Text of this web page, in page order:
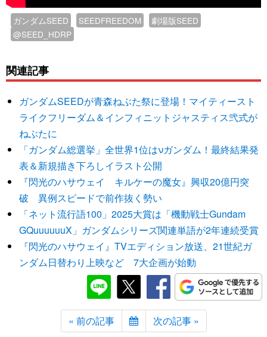
ガンダムSEED SEEDFREEDOM
劇場版SEED
@SEED_HDRP
関連記事
ガンダムSEEDが青森ねぶた祭に登場！マイティースト
ライクフリーダム＆インフィニットジャスティス弐式が
ねぶたに
「ガンダム総選挙」全世界1位はνガンダム！最終結果発
表＆新規描き下ろしイラスト公開
『閃光のハサウェイ キルケーの魔女』興収20億円突
破 異例スピードで前作抜く勢い
「ネット流行語100」2025大賞は「機動戦士Gundam
GQuuuuuuX」ガンダムシリーズ関連単語が2年連続受賞
『閃光のハサウェイ』TVエディション放送、21世紀ガ
ンダム日替わり上映など 7大企画が始動
« 前の記事 次の記事 »